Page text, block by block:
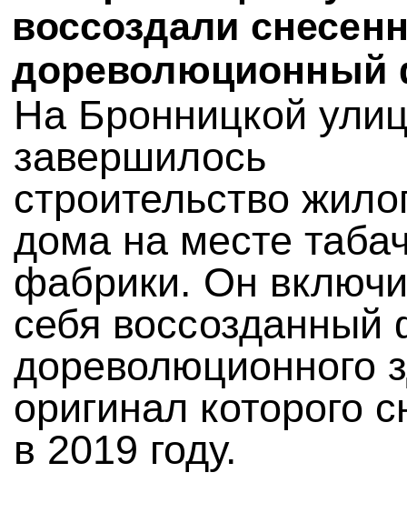
воссоздали
дореволюционный
На Бронницкой
завершилось
строительство
дома на месте
фабрики. Он
себя воссозданный
дореволюционного
оригинал которого
в 2019 году.